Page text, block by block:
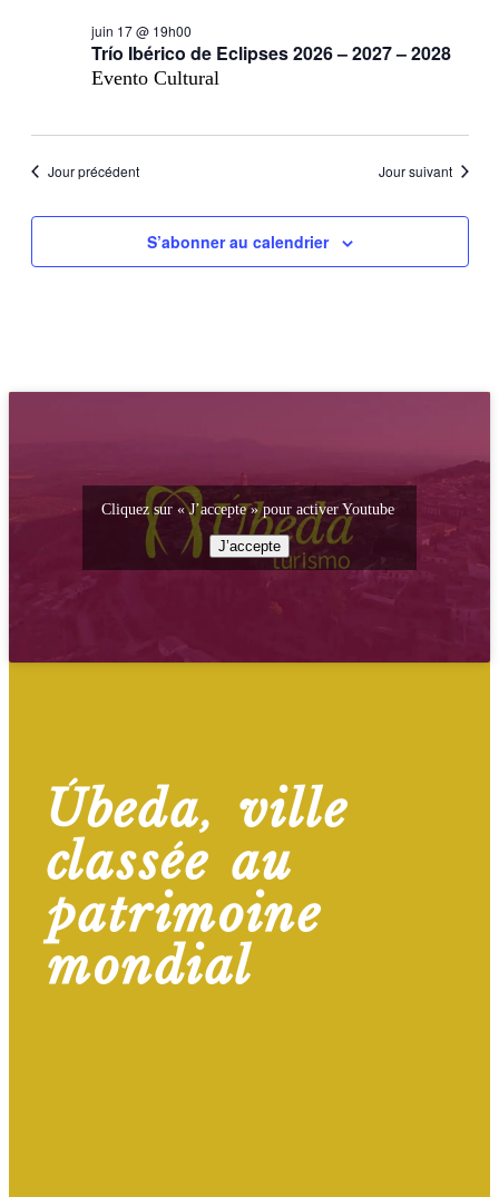
Trío Ibérico de Eclipses 2026 – 2027 – 2028
juin 17 @ 19h00
Evento Cultural
Jour précédent Jour suivant
S’abonner au calendrier
Cliquez sur « J’accepte » pour activer Youtube
J’accepte
Úbeda, ville
classée au
patrimoine
mondial